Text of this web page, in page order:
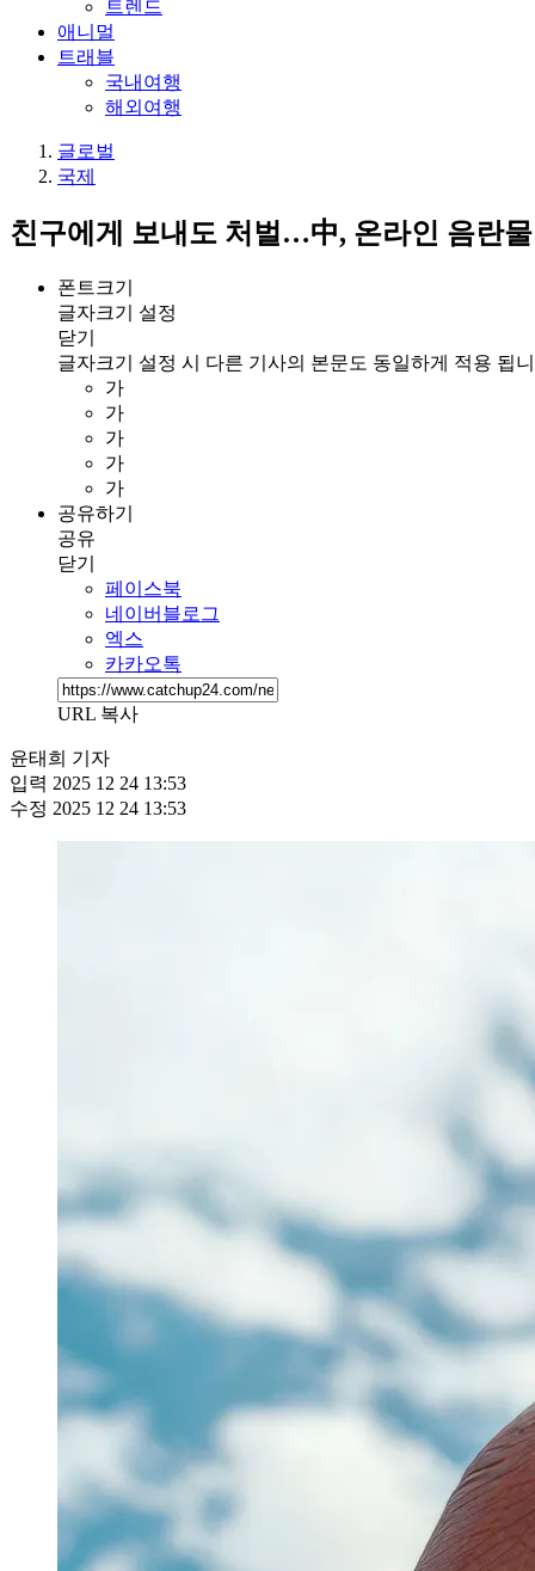
트렌드
애니멀
트래블
국내여행
해외여행
글로벌
국제
친구에게 보내도 처벌…中, 온라인 음란물
폰트크기
글자크기 설정
닫기
글자크기 설정 시 다른 기사의 본문도 동일하게 적용 됩
가
가
가
가
가
공유하기
공유
닫기
페이스북
네이버블로그
엑스
카카오톡
URL 복사
윤태희 기자
입력 2025 12 24 13:53
수정 2025 12 24 13:53